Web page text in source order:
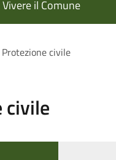
Vivere il Comune
civile
civile